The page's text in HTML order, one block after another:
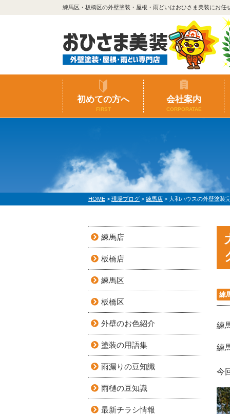
練馬区・板橋区の外壁塗装・屋根・雨どいはおひさま美装にお任
初めての方へ
FIRST
会社案内
CORPORATAE
HOME > 現場ブログ > 練馬店 > 大和ハウスの外壁塗装
練
練
練
今
練馬店
板橋店
練馬区
板橋区
外壁のお色紹介
塗装の用語集
雨漏りの豆知識
雨樋の豆知識
最新チラシ情報